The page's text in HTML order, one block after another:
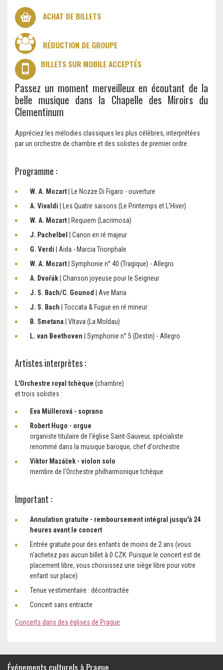
ACHAT DE BILLETS
RÉDUCTION DE GROUPE
BILLETS SUR MOBILE ACCEPTÉS
Passez un moment merveilleux en écoutant de la
belle musique dans la Chapelle des Miroirs du
Clementinum
Appréciez les mélodies classiques les plus célèbres, interprétées
par un orchestre de chambre et des solistes de premier ordre.
Programme :
W. A. Mozart | Le Nozze Di Figaro - ouverture
A. Vivaldi | Les Quatre saisons (Le Printemps et L'Hiver)
W. A. Mozart | Requiem (Lacrimosa)
J. Pachelbel
| Canon en ré majeur
G. Verdi | Aida - Marcia Trionphale
W. A. Mozart | Symphonie n° 40 (Tragique) - Allegro
A. Dvořák | Chanson joyeuse pour le Seigneur
J. S. Bach/C. Gounod
| Ave Maria
J. S. Bach | Toccata & Fugue en ré mineur
B. Smetana | Vltava (La Moldau)
L. van Beethoven | Symphonie n° 5 (Destin) - Allegro
Artistes interprètes :
L'Orchestre royal tchèque (chambre)
et trois solistes :
Eva Müllerová - soprano
Robert Hugo - orgue
organiste titulaire de l'église Saint-Sauveur, spécialiste
renommé dans la musique baroque, chef d'orchestre
Viktor Mazáček - violon solo
membre de l'Orchestre philharmonique tchèque
Important :
Annulation gratuite - remboursement intégral jusqu'à 24
heures avant le concert
Entrée gratuite pour des enfants de moins de 2 ans (vous
n'achetez pas aucun billet à 0 CZK. Puisque le concert est de
placement libre, vous choisissez une siège libre pour votre
enfant sur place)
Tenue vestimentaire : décontractée
Concert sans entracte
Concerts dans des églises de Prague
Événements culturels à Prague